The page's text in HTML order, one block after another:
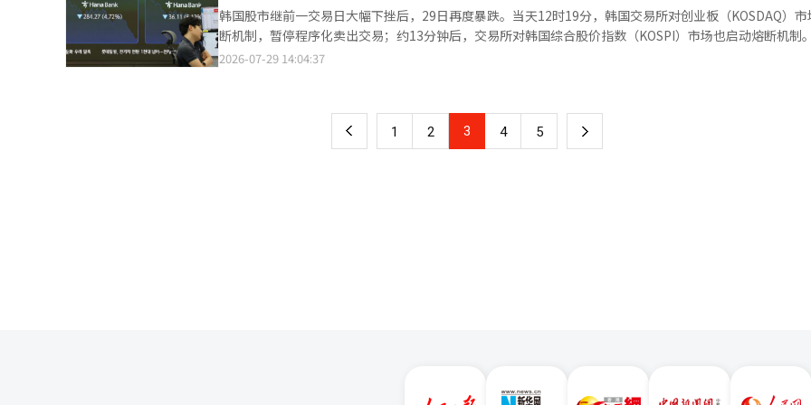
KOSPI的关键支撑位，若失守6800点，下一站是可能下探6100至6000点。摩根士丹利此前也曾预计，未来
KOSPI运行区间为6000点至9000点，韩国证券业界多数分析师同样将6000点视为阶段性底部。 然而，随着KOSPI失
守6000点，市场开始重新寻找新的支撑位。分析认为，长鑫科技（CXMT）在上海证券交易所上市表现强劲
昼夜温差超过10摄氏度的天数较去年同期增加约3天，加之高龄群体基础疾病易受气温骤变影响，导致死
升。 受出生增加、死亡增速放缓的共同影响，韩国5月人口自然减少6413人，较去年5月的8103人收窄1690人，为近
5年来5月最小降幅。 反映未来出生走势的结婚登记数量有所回落。5月结婚登记2.0368万对，同比减少6.4%，结束
此前的增长态势。今年1至5月结婚登记累计10.3299万对，同比增长3.9%。同期，韩国离婚登记7122对，
韩国股市继前一交易日大幅下挫后，29日再度暴跌。当天12时19分，韩国交易所对创业板（KOSDAQ）
断机制，暂停程序化卖出交易；约13分钟后，交易所对韩国综合股价指数（KOSPI）市场也启动熔断机制。 熔断触发
时，KOSDAQ报649点，较前一交易日下跌56.85点，跌幅8.05%；KOSPI报5532.33点，下跌491.33点，跌
制。这是韩国两大股票市场历史上首次连续两个交易日同步触发熔断机制。 截至发稿，KOSPI报5448.13点，较前一
交易日下跌9.55%；KOSDAQ报646.1点，下跌8.46%。个股方面，三星电子下跌9.86%，报19.83万韩元（
币929元）；SK海力士暴跌15.94%，报130.3万韩元。
2026-07-29 14:04:37
上 1 2 3 4 5 下